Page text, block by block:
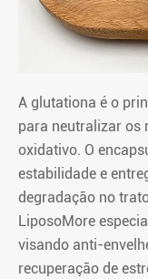
A glutationa é o
para neutralizar os
oxidativo. O
estabilidade e
degradação no
LiposoMore
visando anti-
recuperação de